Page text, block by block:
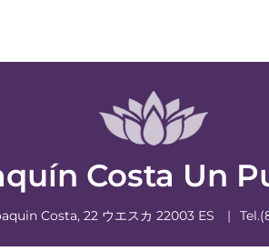
Costa Un
Costa, 22 ウエスカ 22003 ES Tel.